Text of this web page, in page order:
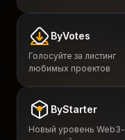
ByVotes
Голосуйте за листинг
любимых проектов
ByStarter
Новый уровень Web3-